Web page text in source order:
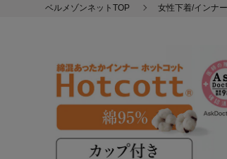
ベルメゾンネットTOP 女性下着/インナ